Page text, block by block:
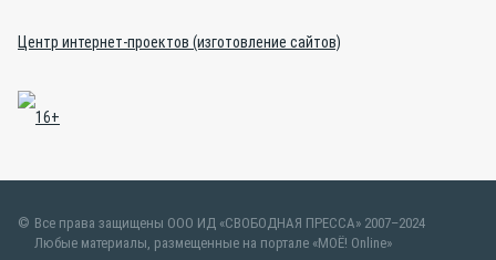
Центр интернет-проектов (изготовление сайтов)
Все права защищены ООО ИД «СВОБОДНАЯ ПРЕССА» 2007–2024
Любые материалы, размещенные на портале «МОЁ! Online»